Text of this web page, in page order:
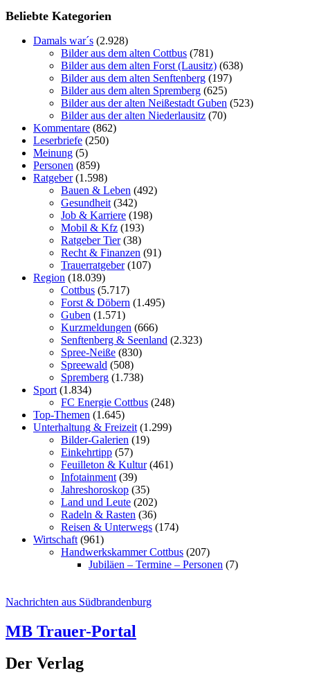
Beliebte Kategorien
Damals war´s (2.928)
Bilder aus dem alten Cottbus (781)
Bilder aus dem alten Forst (Lausitz) (638)
Bilder aus dem alten Senftenberg (197)
Bilder aus dem alten Spremberg (625)
Bilder aus der alten Neißestadt Guben (523)
Bilder aus der alten Niederlausitz (70)
Kommentare (862)
Leserbriefe (250)
Meinung (5)
Personen (859)
Ratgeber(1.598)
Bauen & Leben (492)
Gesundheit (342)
Job & Karriere (198)
Mobil & Kfz (193)
Ratgeber Tier(38)
Recht & Finanzen (91)
Trauerratgeber(107)
Region (18.039)
Cottbus (5.717)
Forst & Döbern (1.495)
Guben (1.571)
Kurzmeldungen (666)
Senftenberg & Seenland (2.323)
Spree-Neiße (830)
Spreewald (508)
Spremberg (1.738)
Sport (1.834)
FC Energie Cottbus (248)
Top-Themen (1.645)
Unterhaltung & Freizeit (1.299)
Bilder-Galerien (19)
Einkehrtipp (57)
Feuilleton & Kultur(461)
Infotainment (39)
Jahreshoroskop (35)
Land und Leute (202)
Radeln & Rasten (36)
Reisen & Unterwegs (174)
Wirtschaft (961)
Handwerkskammer Cottbus (207)
Jubiläen – Termine – Personen (7)
Nachrichten aus Südbrandenburg
MB Trauer-Portal
Der Verlag